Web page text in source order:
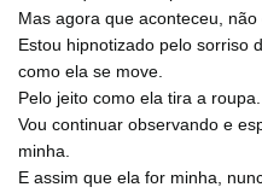
Mas agora que aconteceu, não
Estou hipnotizado pelo sorriso
como ela se move.
Pelo jeito como ela tira a roupa.
Vou continuar observando e
minha.
E assim que ela for minha,